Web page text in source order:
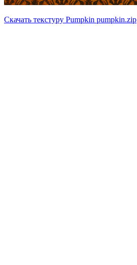
Скачать текстуру Pumpkin pumpkin.zip